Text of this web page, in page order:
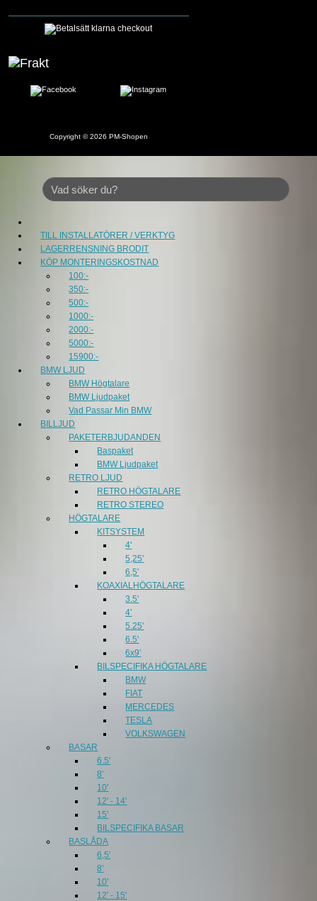
Copyright © 2026 PM-Shopen
TILL INSTALLATÖRER / VERKTYG
LAGERRENSNING BRODIT
KÖP MONTERINGSKOSTNAD
100:-
350:-
500:-
1000:-
2000:-
5000:-
15900:-
BMW LJUD
BMW Högtalare
BMW Ljudpaket
Vad Passar Min BMW
BILLJUD
PAKETERBJUDANDEN
Baspaket
BMW Ljudpaket
RETRO LJUD
RETRO HÖGTALARE
RETRO STEREO
HÖGTALARE
KITSYSTEM
4'
5,25'
6,5'
KOAXIALHÖGTALARE
3.5'
4'
5.25'
6.5'
6x9'
BILSPECIFIKA HÖGTALARE
BMW
FIAT
MERCEDES
TESLA
VOLKSWAGEN
BASAR
6.5'
8'
10'
12' - 14'
15'
BILSPECIFIKA BASAR
BASLÅDA
6,5'
8'
10'
12' - 15'